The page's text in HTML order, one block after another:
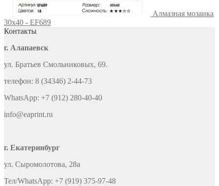
Алмазная мозаика
30x40 - EF689
Контакты
г. Алапаевск
ул. Братьев Смольниковых, 69.
телефон: 8 (34346) 2-44-73
WhatsApp: +7 (912) 280-40-40
info@eaprint.ru
г. Екатеринбург
ул. Сыромолотова, 28а
Тел/WhatsApp: +7 (919) 375-97-48